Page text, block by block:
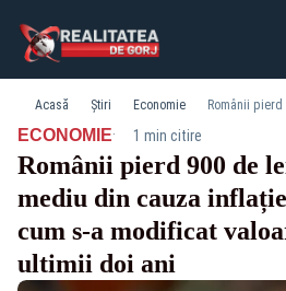
Acasă Știri Economie
ECONOMIE· 1 min citire
Românii pierd 900 de
mediu din cauza
cum s-a modificat
ultimii doi ani